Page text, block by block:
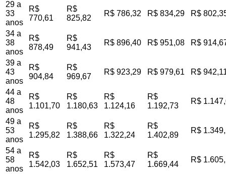
29 a
33
anos
R$
770,61
R$
825,82
R$ 786,32 R$ 834,29 R$
34 a
38
anos
R$
878,49
R$
941,43
R$ 896,40 R$ 951,08 R$
39 a
43
anos
R$
904,84
R$
969,67
R$ 923,29 R$ 979,61 R$
44 a
48
anos
R$
1.101,70
R$
1.180,63
R$
1.124,16
R$
1.192,73
R$
49 a
53
anos
R$
1.295,82
R$
1.388,66
R$
1.322,24
R$
1.402,89
R$
54 a
58
anos
R$
1.542,03
R$
1.652,51
R$
1.573,47
R$
1.669,44
R$